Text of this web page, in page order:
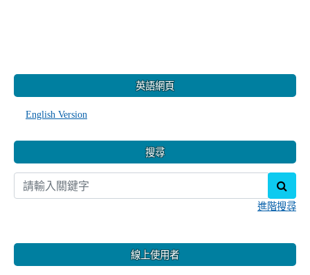
英語網頁
English Version
搜尋
進階搜尋
線上使用者